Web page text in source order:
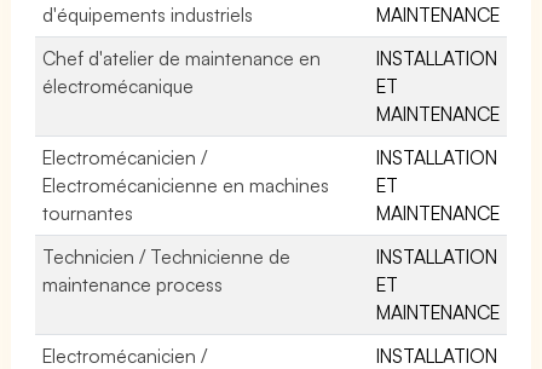
d'équipements industriels
MAINTENANCE
Chef d'atelier de maintenance en
électromécanique
INSTALLATION
ET
MAINTENANCE
Electromécanicien /
Electromécanicienne en machines
tournantes
INSTALLATION
ET
MAINTENANCE
Technicien / Technicienne de
maintenance process
INSTALLATION
ET
MAINTENANCE
Electromécanicien /
INSTALLATION